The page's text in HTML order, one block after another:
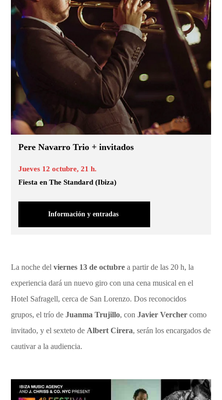
Pere Navarro Trio + invitados
Jueves 12 octubre, 21 h.
Fiesta en The Standard (Ibiza)
Información y entradas
La noche delviernes 13 de octubre a partir de las 20 h, la
experiencia dará un nuevo giro con una cena musical en el
Hotel Safragell, cerca de San Lorenzo. Dos reconocidos
grupos, el trío deJuanma Trujillo, conJavier Vercher como
invitado, y el sexteto de Albert Cirera, serán los encargados de
cautivar a la audiencia.